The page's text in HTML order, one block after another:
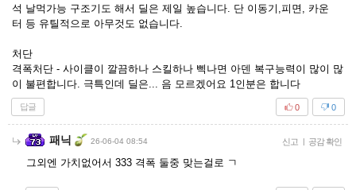
석 날먹가능 구조기도 해서 딜은 제일 높습니다. 단 이동기,피면, 카운
터 등 유틸적으로 아무것도 없습니다.
처단
격폭처단 - 사이클이 깔끔하나 스킬하나 삑나면 아덴 복구능력이 많이 많
이 불편합니다. 극특인데 딜은... 음 모르겠어요 1인분은 합니다
답글 0
0
패닉 26-06-04 08:54 신고 | 공감 확인
그외엔 가치없어서 333 격폭 둘중 맞는걸로 ㄱ